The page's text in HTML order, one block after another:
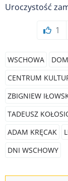
Uroczystość
1
WSCHOWA
CENTRUM
ZBIGNIEW
TADEUSZ
ADAM KRĘCAK
DNI WSCHOWY